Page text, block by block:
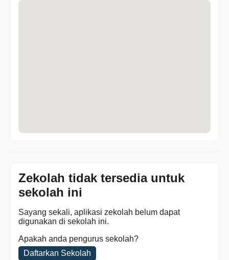
Zekolah tidak tersedia untuk
sekolah ini
Sayang sekali, aplikasi zekolah belum dapat
digunakan di sekolah ini.
Apakah anda pengurus sekolah?
Daftarkan Sekolah